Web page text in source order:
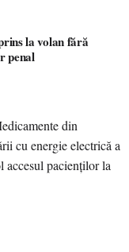
la volan fără
penal